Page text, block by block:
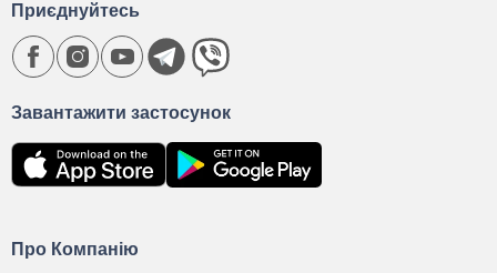
Про Компанію
Завантажити застосунок
Приєднуйтесь